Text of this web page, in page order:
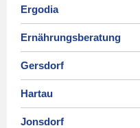
Ergodia
Ernährungsberatung
Gersdorf
Hartau
Jonsdorf